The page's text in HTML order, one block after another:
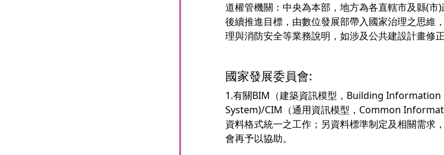
道權管機關：中央為本部，地方為各直轄市及縣(
後續推進目標，由數位發展部帶入國家治理之思維
理與消防安全等業務說明，如涉及公共建設計畫修
國家發展委員會:
1.有關BIM（建築資訊模型，Building
System)/CIM（通用資訊模型，Common
資料格式統一之工作；另資料標準制定及相關需求
會再予以協助。